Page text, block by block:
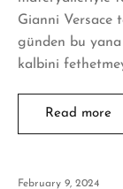
Gianni Versace
günden bu
kalbini
Read more
February 9, 2024